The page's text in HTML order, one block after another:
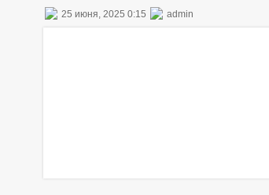
25 июня, 2025 0:15 admin